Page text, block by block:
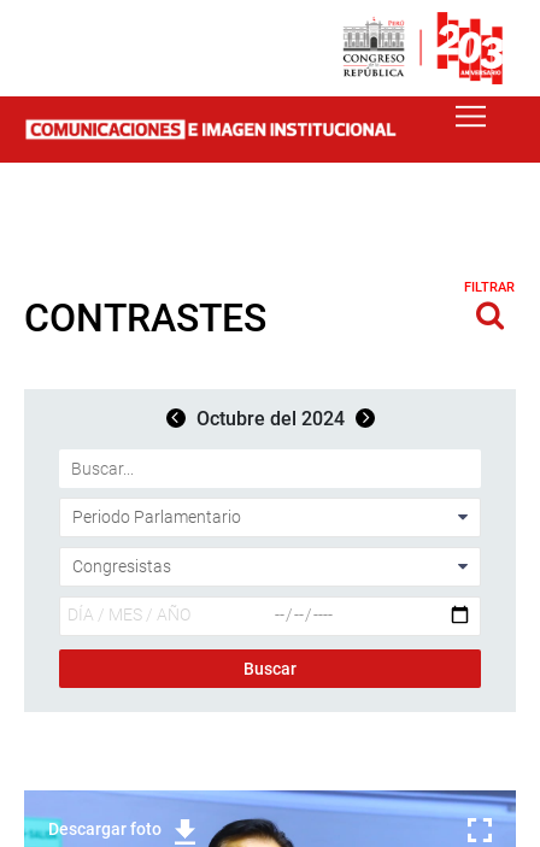
CONTRASTES
FILTRAR
Octubre del 2024
Descargar foto